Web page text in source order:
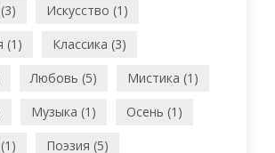
Искусство (1)
(1)
Классика (3)
Любовь (5)
Мистика (1)
Музыка (1)
Осень (1)
Поэзия (5)